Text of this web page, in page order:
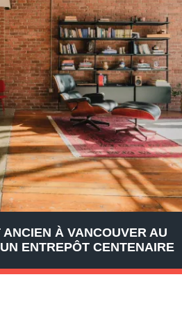
À VANCOUVER AU
ENTREPÔT CENTENAIRE